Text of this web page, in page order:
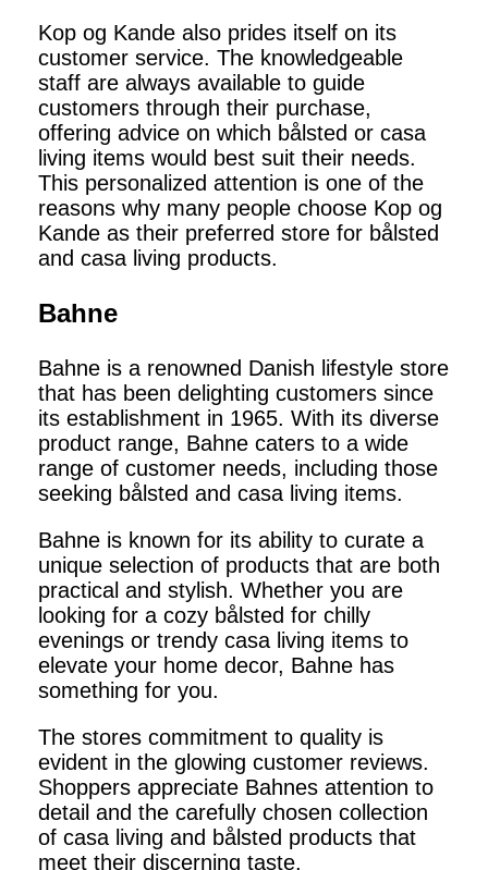
Kop og Kande also prides itself on its
customer service. The knowledgeable
staff are always available to guide
customers through their purchase,
offering advice on which bålsted or casa
living items would best suit their needs.
This personalized attention is one of the
reasons why many people choose Kop og
Kande as their preferred store for bålsted
and casa living products.
Bahne
Bahne is a renowned Danish lifestyle store
that has been delighting customers since
its establishment in 1965. With its diverse
product range, Bahne caters to a wide
range of customer needs, including those
seeking bålsted and casa living items.
Bahne is known for its ability to curate a
unique selection of products that are both
practical and stylish. Whether you are
looking for a cozy bålsted for chilly
evenings or trendy casa living items to
elevate your home decor, Bahne has
something for you.
The stores commitment to quality is
evident in the glowing customer reviews.
Shoppers appreciate Bahnes attention to
detail and the carefully chosen collection
of casa living and bålsted products that
meet their discerning taste.